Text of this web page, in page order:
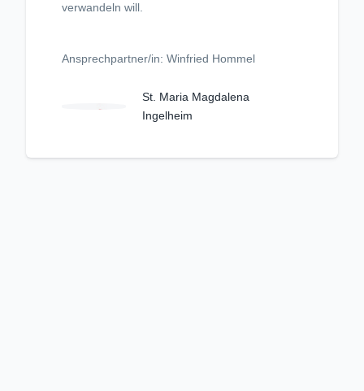
verwandeln will.
Ansprechpartner/in: Winfried Hommel
St. Maria Magdalena
Ingelheim